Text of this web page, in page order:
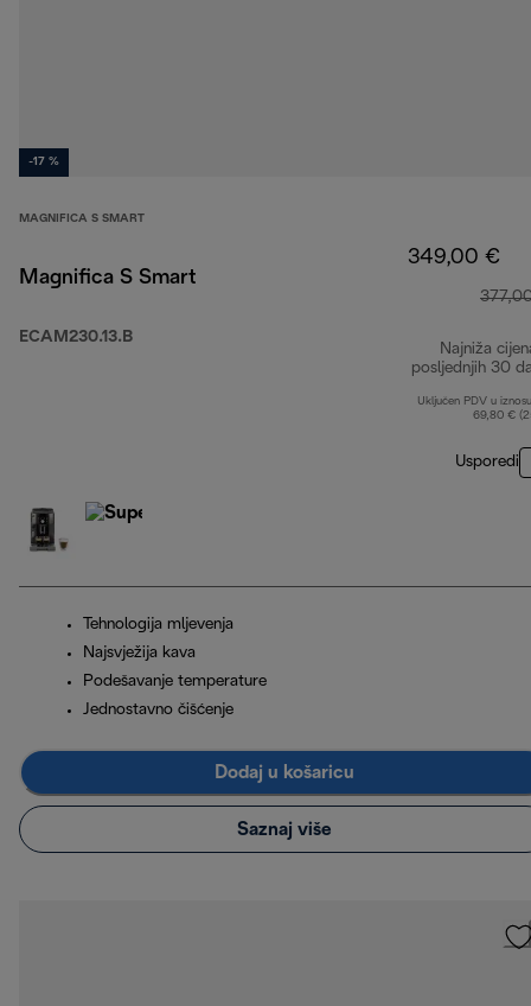
-17 %
MAGNIFICA S SMART
Magnifica S Smart
ECAM230.13.B
349,00 €
Najniža
posljednjih 30
Uključen PDV u
69,80 €
Usporedi
Tehnologija mljevenja
Najsvježija kava
Podešavanje temperature
Jednostavno čišćenje
Dodaj u košaricu
Saznaj više